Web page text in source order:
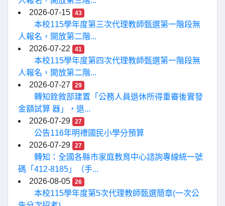
2026-07-15
43
本校115學年度第三次代理教師甄選第一階段無
人報名，開放第二階...
2026-07-22
41
本校115學年度第四次代理教師甄選第一階段無
人報名，開放第二階...
2026-07-27
29
轉知銓敘部建置「公務人員退休所得重審後實發
金額試算 器」，退...
2026-07-29
27
公告116年明禮國民小學分預算
2026-07-29
27
轉知：全國各縣市家庭教育中心諮詢專線統一號
碼「412-8185」（手...
2026-08-05
26
本校115學年度第5次代理教師甄選簡章(一次公